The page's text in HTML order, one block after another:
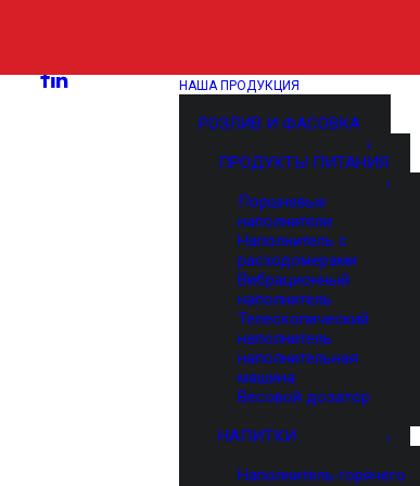
НАША ПРОДУКЦИЯ
РОЗЛИВ И ФАСОВКА
ПРОДУКТЫ ПИТАНИЯ
Поршневые
наполнители
Наполнитель с
расходомерами
Вибрационный
наполнитель
Телескопический
наполнитель
наполнительная
машина
Весовой дозатор
НАПИТКИ
Наполнитель горячего